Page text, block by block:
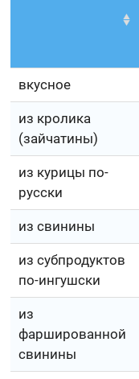
вкусное
из кролика
(зайчатины)
из курицы по-
русски
из свинины
из субпродуктов
по-ингушски
из
фаршированной
свинины